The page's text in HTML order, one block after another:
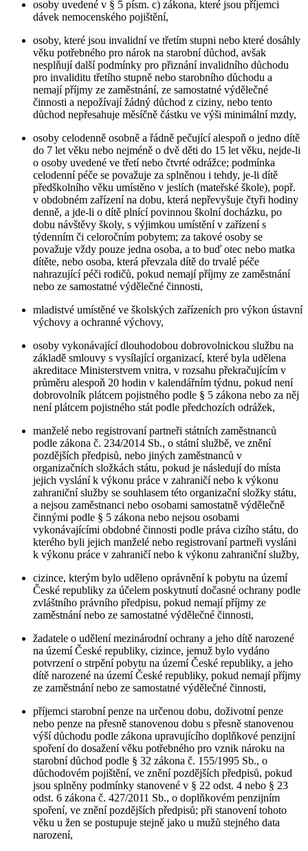
osoby uvedené v § 5 písm. c) zákona, které jsou příjemci
dávek nemocenského pojištění,
osoby, které jsou invalidní ve třetím stupni nebo které dosáhly
věku potřebného pro nárok na starobní důchod, avšak
nesplňují další podmínky pro přiznání invalidního důchodu
pro invaliditu třetího stupně nebo starobního důchodu a
nemají příjmy ze zaměstnání, ze samostatné výdělečné
činnosti a nepožívají žádný důchod z ciziny, nebo tento
důchod nepřesahuje měsíčně částku ve výši minimální mzdy,
osoby celodenně osobně a řádně pečující alespoň o jedno dítě
do 7 let věku nebo nejméně o dvě děti do 15 let věku, nejde-li
o osoby uvedené ve třetí nebo čtvrté odrážce; podmínka
celodenní péče se považuje za splněnou i tehdy, je-li dítě
předškolního věku umístěno v jeslích (mateřské škole), popř.
v obdobném zařízení na dobu, která nepřevyšuje čtyři hodiny
denně, a jde-li o dítě plnící povinnou školní docházku, po
dobu návštěvy školy, s výjimkou umístění v zařízení s
týdenním či celoročním pobytem; za takové osoby se
považuje vždy pouze jedna osoba, a to buď otec nebo matka
dítěte, nebo osoba, která převzala dítě do trvalé péče
nahrazující péči rodičů, pokud nemají příjmy ze zaměstnání
nebo ze samostatné výdělečné činnosti,
mladistvé umístěné ve školských zařízeních pro výkon ústavní
výchovy a ochranné výchovy,
osoby vykonávající dlouhodobou dobrovolnickou službu na
základě smlouvy s vysílající organizací, které byla udělena
akreditace Ministerstvem vnitra, v rozsahu překračujícím v
průměru alespoň 20 hodin v kalendářním týdnu, pokud není
dobrovolník plátcem pojistného podle § 5 zákona nebo za něj
není plátcem pojistného stát podle předchozích odrážek,
manželé nebo registrovaní partneři státních zaměstnanců
podle zákona č. 234/2014 Sb., o státní službě, ve znění
pozdějších předpisů, nebo jiných zaměstnanců v
organizačních složkách státu, pokud je následují do místa
jejich vyslání k výkonu práce v zahraničí nebo k výkonu
zahraniční služby se souhlasem této organizační složky státu,
a nejsou zaměstnanci nebo osobami samostatně výdělečně
činnými podle § 5 zákona nebo nejsou osobami
vykonávajícími obdobné činnosti podle práva cizího státu, do
kterého byli jejich manželé nebo registrovaní partneři vysláni
k výkonu práce v zahraničí nebo k výkonu zahraniční služby,
cizince, kterým bylo uděleno oprávnění k pobytu na území
České republiky za účelem poskytnutí dočasné ochrany podle
zvláštního právního předpisu, pokud nemají příjmy ze
zaměstnání nebo ze samostatné výdělečné činnosti,
žadatele o udělení mezinárodní ochrany a jeho dítě narozené
na území České republiky, cizince, jemuž bylo vydáno
potvrzení o strpění pobytu na území České republiky, a jeho
dítě narozené na území České republiky, pokud nemají příjmy
ze zaměstnání nebo ze samostatné výdělečné činnosti,
příjemci starobní penze na určenou dobu, doživotní penze
nebo penze na přesně stanovenou dobu s přesně stanovenou
výší důchodu podle zákona upravujícího doplňkové penzijní
spoření do dosažení věku potřebného pro vznik nároku na
starobní důchod podle § 32 zákona č. 155/1995 Sb., o
důchodovém pojištění, ve znění pozdějších předpisů, pokud
jsou splněny podmínky stanovené v § 22 odst. 4 nebo § 23
odst. 6 zákona č. 427/2011 Sb., o doplňkovém penzijním
spoření, ve znění pozdějších předpisů; při stanovení tohoto
věku u žen se postupuje stejně jako u mužů stejného data
narození,